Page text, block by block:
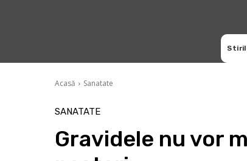
Acasă Sanatate
SANATATE
Gravidele nu vor